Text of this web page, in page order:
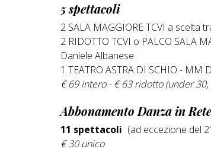
5 spettacoli
2 SALA MAGGIORE TCVI a scelta
2 RIDOTTO TCVI o PALCO SALA
Daniele Albanese
1 TEATRO ASTRA DI SCHIO - MM
€ 69 intero - € 63 ridotto (under 30,
Abbonamento Danza in
11 spettacoli (ad eccezione del
€ 30 unico